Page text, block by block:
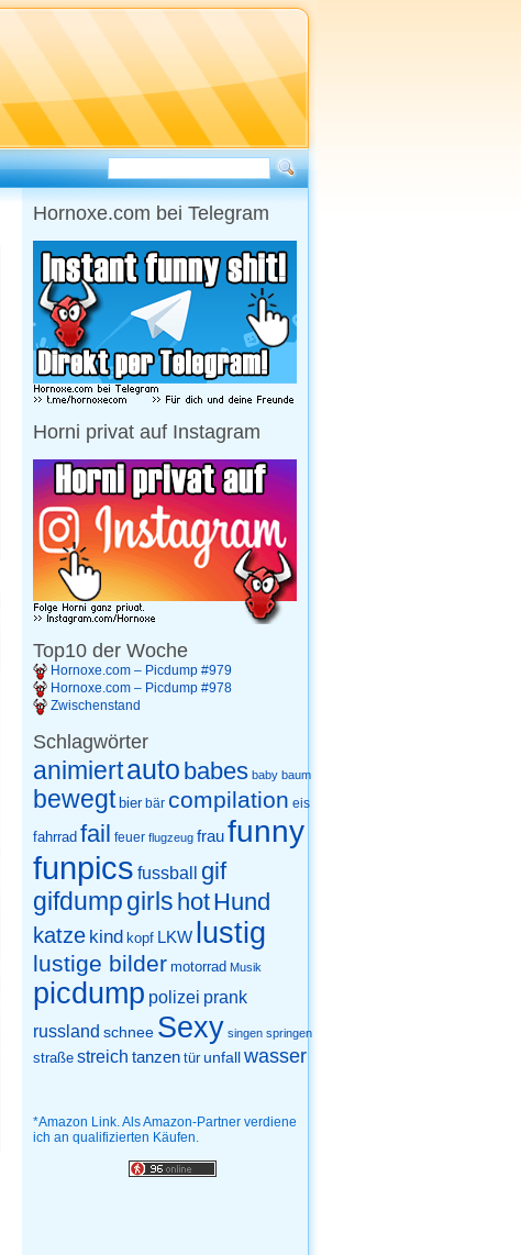
Hornoxe.com bei Telegram
Horni privat auf Instagram
Top10 der Woche
Hornoxe.com – Picdump #979
Hornoxe.com – Picdump #978
Zwischenstand
Schlagwörter
animiertauto babes baby baum
bewegt bier bär compilation eis
fahrrad fail feuer flugzeug fraufunny
funpics fussball gif
gifdump girls hotHund
katze kind kopf LKW lustig
lustige bilder motorrad Musik
picdump polizei prank
russland schnee Sexy singen springen
straße streich tanzen tür unfallwasser
*Amazon Link. Als Amazon-Partner verdiene
ich an qualifizierten Käufen.